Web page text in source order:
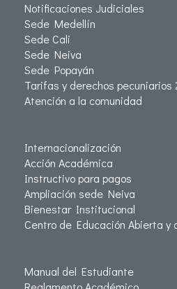
Notificaciones Judiciales
Sede Medellín
Sede Cali
Sede Neiva
Sede Popayán
Tarifas y derechos pecuniarios
Atención a la comunidad
Internacionalización
Acción Académica
Instructivo para pagos
Ampliación sede Neiva
Bienestar Institucional
Centro de Educación Abierta
Manual del Estudiante